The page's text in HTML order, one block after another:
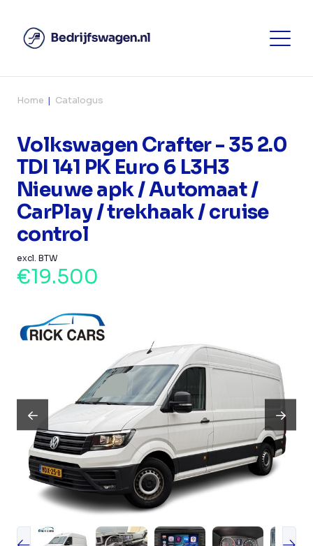
Home Catalogus
Volkswagen Crafter - 35 2.0
TDI 141 PK Euro 6 L3H3
Nieuwe apk / Automaat /
CarPlay / trekhaak / cruise
control
excl. BTW
€19.500